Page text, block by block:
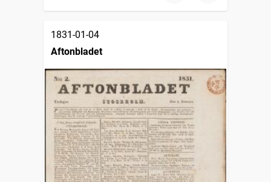
1831-01-04
Aftonbladet